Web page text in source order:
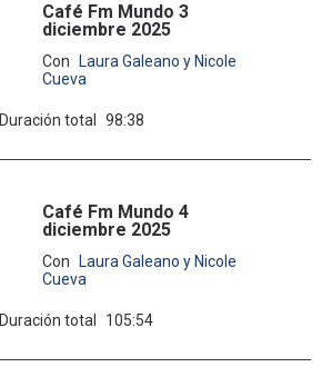
Café Fm Mundo 3
diciembre 2025
Con
Laura Galeano y Nicole
Cueva
Duración total 98:38
Café Fm Mundo 4
diciembre 2025
Con
Laura Galeano y Nicole
Cueva
Duración total 105:54